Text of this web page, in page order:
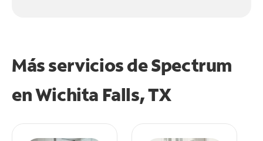
Más servicios de Spectrum
enWichita Falls, TX